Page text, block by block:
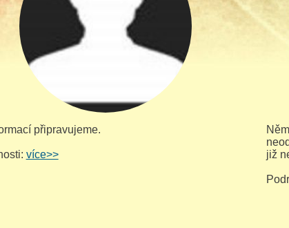
připravujeme.
více>>
již